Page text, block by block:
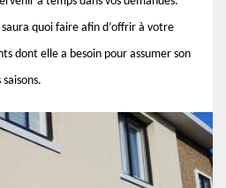
saura quoi faire afin d’offrir à votre
dont elle a besoin pour assumer son